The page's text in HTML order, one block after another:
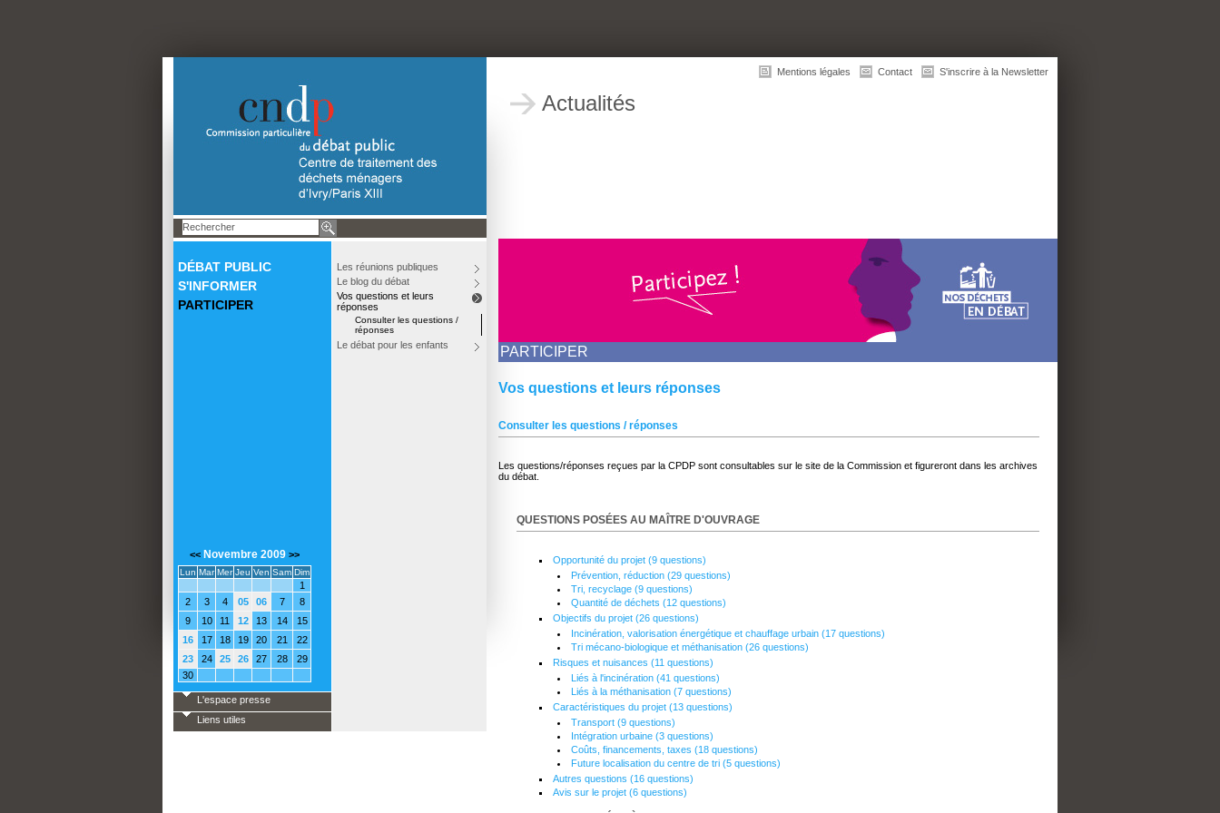
DÉBAT PUBLIC
S'INFORMER
PARTICIPER
<< Novembre 2009 >>
Lun Mar Mer Jeu Ven Sam Dim
1
2
3 4 05 06 7
8
9
10 11 12 13 14
15
16
17 18 19 20 21
22
23
24 25 26 27 28
29
30
L'espace presse
Liens utiles
Les réunions publiques
Le blog du débat
Vos questions et leurs
réponses
Consulter les questions /
réponses
Le débat pour les enfants
Mentions légales Contact S'inscrire à la Newsletter
Actualités
PARTICIPER
Vos questions et leurs réponses
Consulter les questions / réponses
Les questions/réponses reçues par la CPDP sont consultables sur le site de la Commission et figureront dans les archives
du débat.
QUESTIONS POSÉES AU MAÎTRE D'OUVRAGE
Opportunité du projet (9 questions)
Prévention, réduction (29 questions)
Tri, recyclage (9 questions)
Quantité de déchets (12 questions)
Objectifs du projet (26 questions)
Incinération, valorisation énergétique et chauffage urbain (17 questions)
Tri mécano-biologique et méthanisation (26 questions)
Risques et nuisances (11 questions)
Liés à l'incinération (41 questions)
Liés à la méthanisation (7 questions)
Caractéristiques du projet (13 questions)
Transport (9 questions)
Intégration urbaine (3 questions)
Coûts, financements, taxes (18 questions)
Future localisation du centre de tri (5 questions)
Autres questions (16 questions)
Avis sur le projet (6 questions)